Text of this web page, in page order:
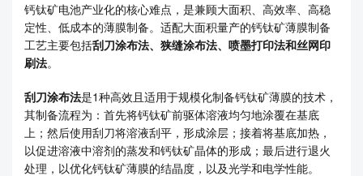
钙钛矿电池产业化的核心难点，是兼顾大面积、高效率、高稳
定性、低成本的薄膜制备。适配大面积量产的钙钛矿薄膜制备
工艺主要包括刮刀涂布法、狭缝涂布法、喷墨打印法和丝网印
刷法。
刮刀涂布法是1种高效且适用于规模化制备钙钛矿薄膜的技术，
其制备流程为：首先将钙钛矿前驱体溶液均匀地涂覆在基底
上；然后使用刮刀将溶液刮平，形成涂层；接着将基底加热，
以促进溶液中溶剂的蒸发和钙钛矿晶体的形成；最后进行退火
处理，以优化钙钛矿薄膜的结晶度，以及光学和电学性能。